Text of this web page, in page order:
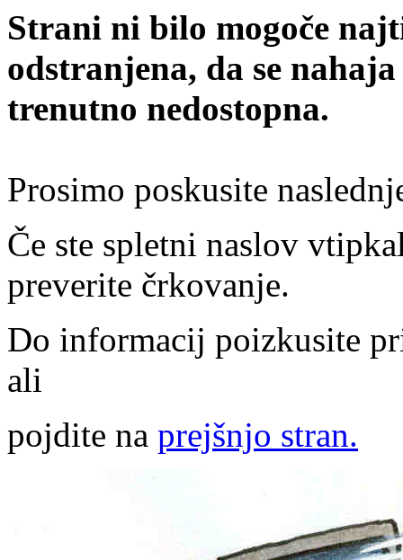
Strani ni bilo mogoče
odstranjena, da se
trenutno nedostopna.
Prosimo poskusite
Če ste spletni naslov
preverite črkovanje.
Do informacij poizkusite
ali
pojdite na prejšnjo stran.